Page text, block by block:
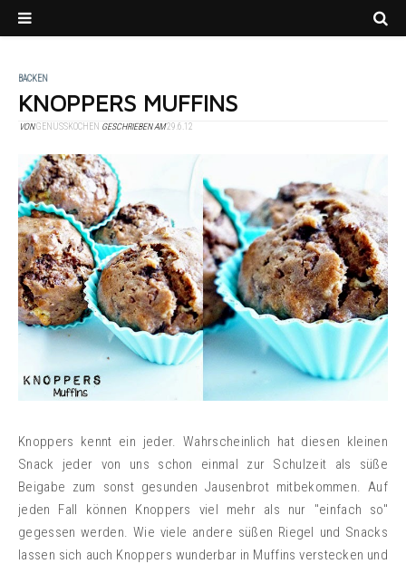
BACKEN
KNOPPERS MUFFINS
VONGENUSSKOCHEN GESCHRIEBEN AM29.6.12
Knoppers kennt ein jeder. Wahrscheinlich hat diesen kleinen
Snack jeder von uns schon einmal zur Schulzeit als süße
Beigabe zum sonst gesunden Jausenbrot mitbekommen. Auf
jeden Fall können Knoppers viel mehr als nur "einfach so"
gegessen werden. Wie viele andere süßen Riegel und Snacks
lassen sich auch Knoppers wunderbar in Muffins verstecken und